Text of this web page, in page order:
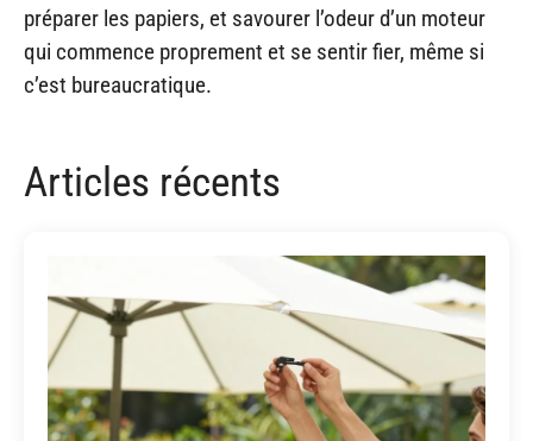
préparer les papiers, et savourer l’odeur d’un moteur
qui commence proprement et se sentir fier, même si
c’est bureaucratique.
Articles récents